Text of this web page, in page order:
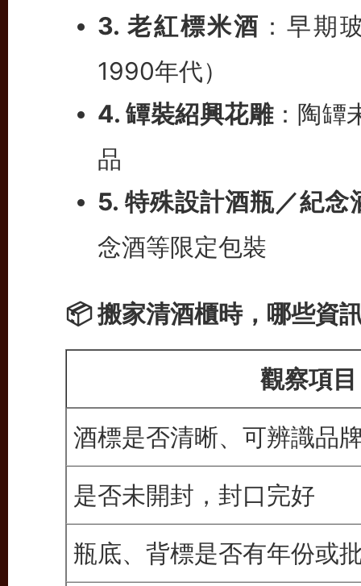
3. 老紅標米酒 ：早期
1990年代）
4. 罈裝紹興花雕：陶罈
品
5. 特殊設計酒瓶／紀念
念酒等限定包裝
📦 搬家清酒櫃時，哪些資
觀察項目
酒標是否清晰、可辨識品
是否未開封，封口完好
瓶底、背標是否有年份或